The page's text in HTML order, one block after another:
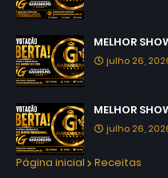
MELHOR
julho 26,
MELHOR
julho 26,
Página inicial Receitas